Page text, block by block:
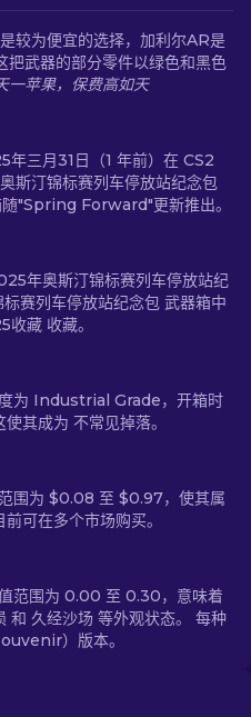
较为便宜的选择，加利尔AR是
把武器的部分零件以绿色和黑色
一苹果，保费高如天
三月31日（1 年前）在 CS2
斯汀锦标赛列车停放站纪念包
"Spring Forward"更新推出。
年奥斯汀锦标赛列车停放站纪
赛列车停放站纪念包 武器箱中
藏 收藏。
为 Industrial Grade，开箱时
其成为 不常见掉落。
围为 $0.08 至 $0.97，使其属
可在多个市场购买。
范围为 0.00 至 0.30，意味着
和 久经沙场 等外观状态。 每种
）版本。